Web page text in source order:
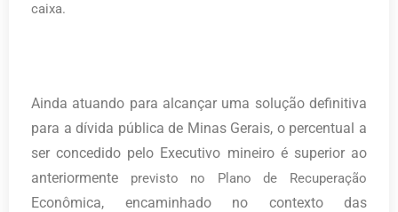
caixa.
Ainda atuando para alcançar uma solução definitiva
para a dívida pública de Minas Gerais, o percentual a
ser concedido pelo Executivo mineiro é superior ao
anteriormente previsto no Plano de Recuperação
Econômica, encaminhado no contexto das